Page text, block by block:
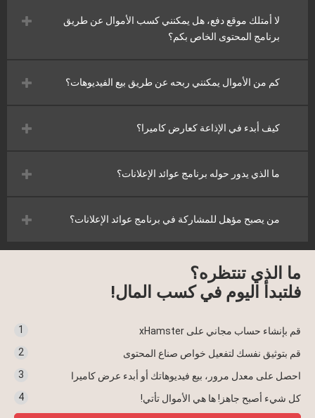
لا أمتلك موقع دفع، هل يمكنني كسب الأموال عن طريق
برنامج المحتوى الخاص بكم؟
كم من الأموال يمكنني ربحه عن طريق بيع الفيديوهات؟
كيف أبدء في الإذاعة كعارض كاميرا؟
ما الذي يدور حوله برنامج عوائد الإعلانات؟
من يصبح مؤهل للمشاركة في برنامج عوائد الإعلانات؟
ما الذي تنتظره؟
فلتبدأ اليوم في كسب المال!
1
قم بإنشاء حساب مجاني على xHamster
2
قم بتوثيق نفسك لتفعيل خواص صناع المحتوى
3
احصل على معدل مرور، بيع فيديوهاتك أو أبدء عرض كاميرا
4
كل شيء أصبح جاهز! ها هي الأموال تأتي!